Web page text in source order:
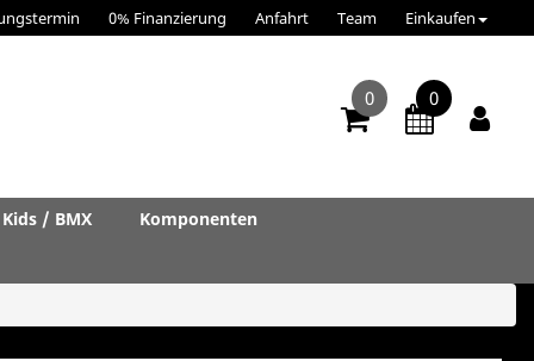
0% Finanzierung Anfahrt Team Einkaufen
0 0
Kids / BMX
Komponenten